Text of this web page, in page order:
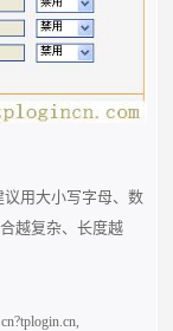
议用大小写字母、数
越复杂、长度越